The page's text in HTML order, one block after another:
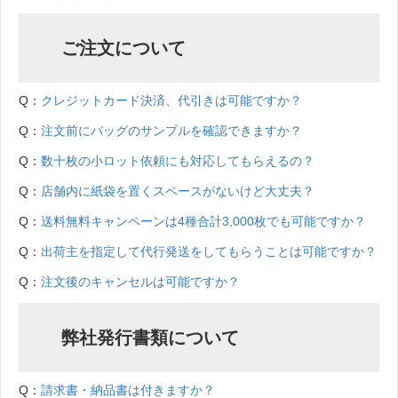
ご注文について
Q： クレジットカード決済、代引きは可能ですか？
Q： 注文前にバッグのサンプルを確認できますか？
Q： 数十枚の小ロット依頼にも対応してもらえるの？
Q： 店舗内に紙袋を置くスペースがないけど大丈夫？
Q： 送料無料キャンペーンは4種合計3,000枚でも可能ですか？
Q： 出荷主を指定して代行発送をしてもらうことは可能ですか？
Q： 注文後のキャンセルは可能ですか？
弊社発行書類について
Q： 請求書・納品書は付きますか？